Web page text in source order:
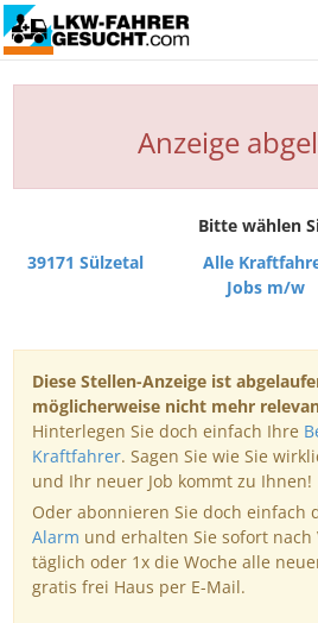
Anzeige
Bitte wählen
39171 Sülzetal
Alle
Jobs m/w
Diese Stellen-Anzeige ist
möglicherweise nicht mehr
Hinterlegen Sie doch einfach Ihre
Kraftfahrer. Sagen Sie wie Sie
und Ihr neuer Job kommt zu Ihnen!
Oder abonnieren Sie doch einfach
Alarm und erhalten Sie sofort
täglich oder 1x die Woche alle
gratis frei Haus per E-Mail.